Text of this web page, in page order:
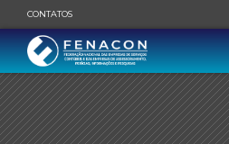
CONTATOS